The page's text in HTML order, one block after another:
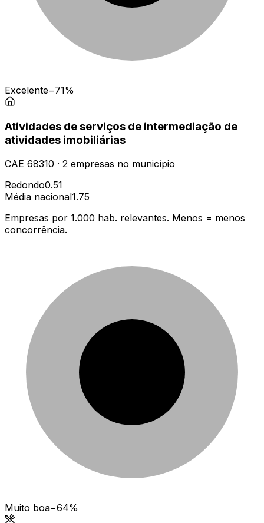
Excelente−71%
Atividades de serviços de intermediação de
atividades imobiliárias
CAE 68310 · 2 empresas no município
Redondo0.51
Média nacional1.75
Empresas por 1.000 hab. relevantes. Menos = menos
concorrência.
Muito boa−64%